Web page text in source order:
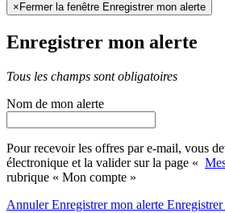
× Fermer la fenêtre Enregistrer mon alerte
Enregistrer mon alerte
Tous les champs sont obligatoires
Nom de mon alerte
Pour recevoir les offres par e-mail, vous
électronique et la valider sur la page «
rubrique « Mon compte »
AnnulerEnregistrer mon alerte Enregistrer